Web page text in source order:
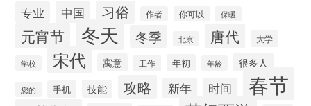
专业 中国 习俗 作者 你可以 保暖
元宵节 冬天 冬季 北京 唐代 大学
学校 宋代 寓意 工作 年初 年龄 很多人
您的 手机 技能 攻略 新年 时间 春节